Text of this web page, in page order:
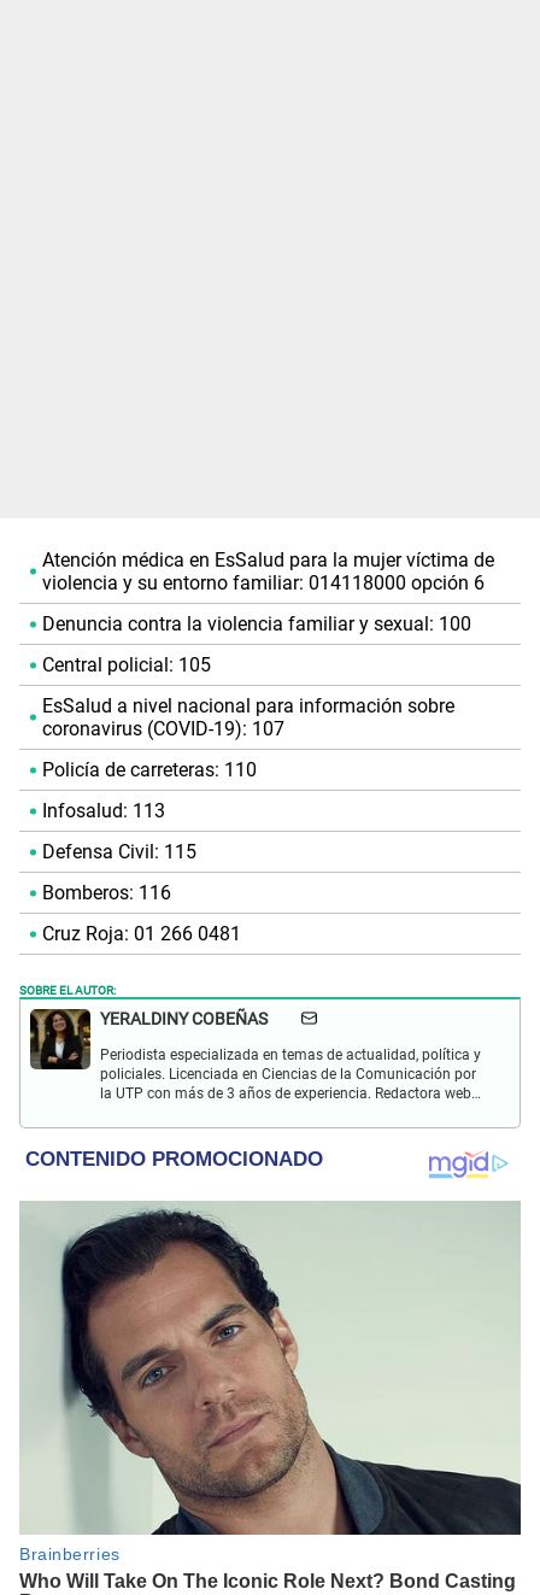
Atención médica en EsSalud para la mujer víctima de
violencia y su entorno familiar: 014118000 opción 6
Denuncia contra la violencia familiar y sexual: 100
Central policial: 105
EsSalud a nivel nacional para información sobre
coronavirus (COVID-19): 107
Policía de carreteras: 110
Infosalud: 113
Defensa Civil: 115
Bomberos: 116
Cruz Roja: 01 266 0481
SOBRE EL AUTOR:
YERALDINY COBEÑAS
Periodista especializada en temas de actualidad, política y
policiales. Licenciada en Ciencias de la Comunicación por
la UTP con más de 3 años de experiencia. Redactora web
en temas relacionados con misterios, películas y series
policiales.